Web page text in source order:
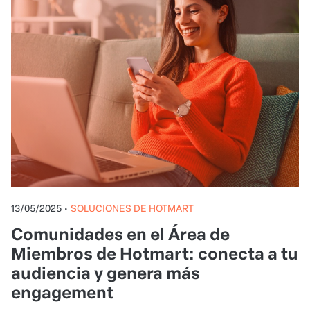
13/05/2025 • SOLUCIONES DE HOTMART
Comunidades en el Área de
Miembros de Hotmart: conecta a tu
audiencia y genera más
engagement